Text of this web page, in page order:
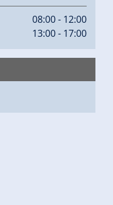
08:00 - 12:00
13:00 - 17:00